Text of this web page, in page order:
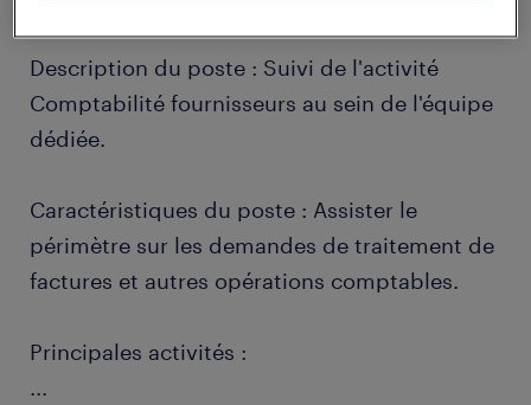
Description du poste : Suivi de l'activité
Comptabilité fournisseurs au sein de l'équipe
dédiée.
Caractéristiques du poste : Assister le
périmètre sur les demandes de traitement de
factures et autres opérations comptables.
Principales activités :
...